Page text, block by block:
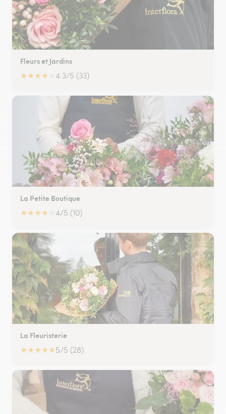
Fleurs et Jardins
★★★★ 4.3/5 (33)
La Petite Boutique
★★★★ 4/5 (10)
La Fleuristerie
★★★★★5/5 (28)